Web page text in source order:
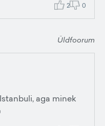
2 0
Üldfoorum
aga minek